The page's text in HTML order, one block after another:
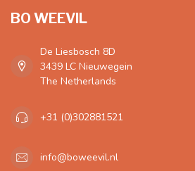
BO WEEVIL
De Liesbosch 8D
3439 LC Nieuwegein
The Netherlands
+31 (0)302881521
info@boweevil.nl